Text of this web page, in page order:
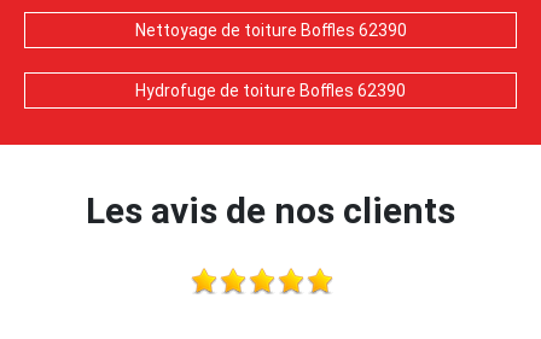
Nettoyage de toiture Boffles 62390
Hydrofuge de toiture Boffles 62390
Les avis de nos clients